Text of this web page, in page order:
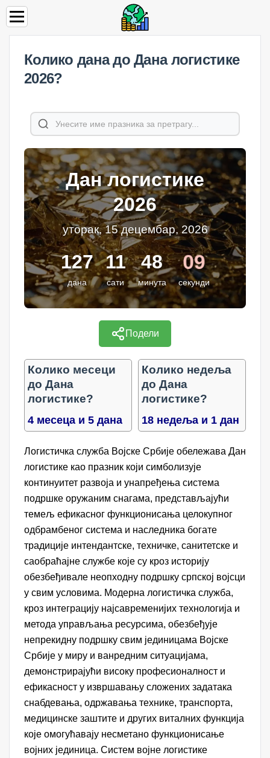
Колико дана до Дана логистике
2026?
Дан логистике
2026
уторак, 15 децембар, 2026
127
дана
11
сати
48
минута
08
секунди
Подели
Колико месеци
до Дана
логистике?
4 месеца и 5 дана
Колико недеља
до Дана
логистике?
18 недеља и 1 дан
Логистичка служба Војске Србије обележава Дан
логистике као празник који симболизује
континуитет развоја и унапређења система
подршке оружаним снагама, представљајући
темељ ефикасног функционисања целокупног
одбрамбеног система и наследника богате
традиције интендантске, техничке, санитетске и
саобраћајне службе које су кроз историју
обезбеђивале неопходну подршку српској војсци
у свим условима. Модерна логистичка служба,
кроз интеграцију најсавременијих технологија и
метода управљања ресурсима, обезбеђује
непрекидну подршку свим јединицама Војске
Србије у миру и ванредним ситуацијама,
демонстрирајући високу професионалност и
ефикасност у извршавању сложених задатака
снабдевања, одржавања технике, транспорта,
медицинске заштите и других виталних функција
које омогућавају несметано функционисање
војних јединица. Систем војне логистике